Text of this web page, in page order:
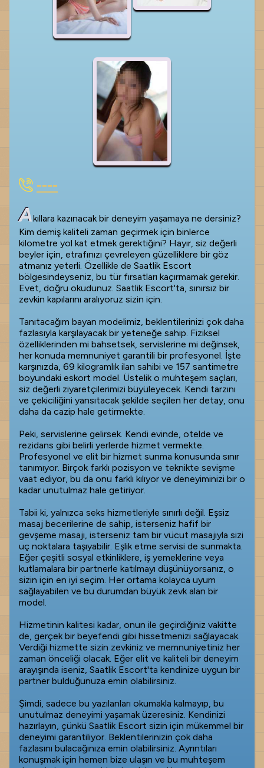
----
Akıllara kazınacak bir deneyim yaşamaya ne dersiniz?
Kim demiş kaliteli zaman geçirmek için binlerce
kilometre yol kat etmek gerektiğini? Hayır, siz değerli
beyler için, etrafınızı çevreleyen güzelliklere bir göz
atmanız yeterli. Özellikle de Saatlik Escort
bölgesindeyseniz, bu tür fırsatları kaçırmamak gerekir.
Evet, doğru okudunuz. Saatlik Escort'ta, sınırsız bir
zevkin kapılarını aralıyoruz sizin için.
Tanıtacağım bayan modelimiz, beklentilerinizi çok daha
fazlasıyla karşılayacak bir yeteneğe sahip. Fiziksel
özelliklerinden mi bahsetsek, servislerine mi değinsek,
her konuda memnuniyet garantili bir profesyonel. İşte
karşınızda, 69 kilogramlık ilan sahibi ve 157 santimetre
boyundaki eskort model. Üstelik o muhteşem saçları,
siz değerli ziyaretçilerimizi büyüleyecek. Kendi tarzını
ve çekiciliğini yansıtacak şekilde seçilen her detay, onu
daha da cazip hale getirmekte.
Peki, servislerine gelirsek. Kendi evinde, otelde ve
rezidans gibi belirli yerlerde hizmet vermekte.
Profesyonel ve elit bir hizmet sunma konusunda sınır
tanımıyor. Birçok farklı pozisyon ve teknikte sevişme
vaat ediyor, bu da onu farklı kılıyor ve deneyiminizi bir o
kadar unutulmaz hale getiriyor.
Tabii ki, yalnızca seks hizmetleriyle sınırlı değil. Eşsiz
masaj becerilerine de sahip, isterseniz hafif bir
gevşeme masajı, isterseniz tam bir vücut masajıyla sizi
uç noktalara taşıyabilir. Eşlik etme servisi de sunmakta.
Eğer çeşitli sosyal etkinliklere, iş yemeklerine veya
kutlamalara bir partnerle katılmayı düşünüyorsanız, o
sizin için en iyi seçim. Her ortama kolayca uyum
sağlayabilen ve bu durumdan büyük zevk alan bir
model.
Hizmetinin kalitesi kadar, onun ile geçirdiğiniz vakitte
de, gerçek bir beyefendi gibi hissetmenizi sağlayacak.
Verdiği hizmette sizin zevkiniz ve memnuniyetiniz her
zaman önceliği olacak. Eğer elit ve kaliteli bir deneyim
arayışında iseniz, Saatlik Escort'ta kendinize uygun bir
partner bulduğunuza emin olabilirsiniz.
Şimdi, sadece bu yazılanları okumakla kalmayıp, bu
unutulmaz deneyimi yaşamak üzeresiniz. Kendinizi
hazırlayın, çünkü Saatlik Escort sizin için mükemmel bir
deneyimi garantiliyor. Beklentilerinizin çok daha
fazlasını bulacağınıza emin olabilirsiniz. Ayrıntıları
konuşmak için hemen bize ulaşın ve bu muhteşem